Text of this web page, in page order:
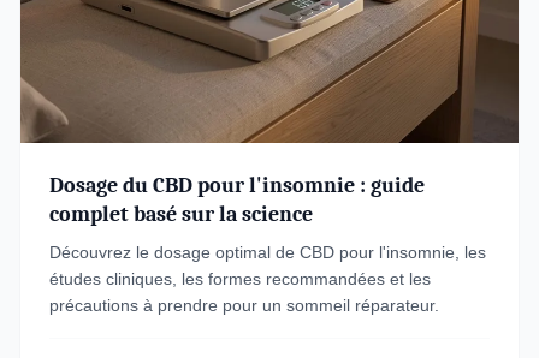
Dosage du CBD pour l'insomnie : guide
complet basé sur la science
Découvrez le dosage optimal de CBD pour l'insomnie, les
études cliniques, les formes recommandées et les
précautions à prendre pour un sommeil réparateur.